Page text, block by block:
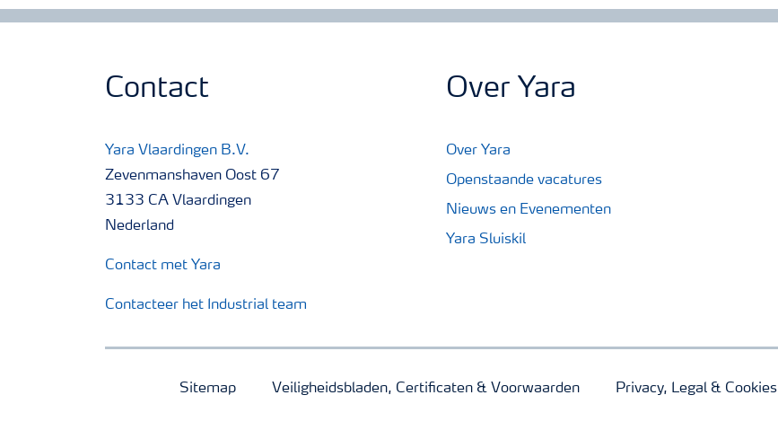
Contact
Yara Vlaardingen B.V.
Zevenmanshaven Oost 67
3133 CA Vlaardingen
Nederland
Contact met Yara
Contacteer het Industrial team
Over Yara
Over Yara
Openstaande vacatures
Nieuws en Evenementen
Yara Sluiskil
Sitemap Veiligheidsbladen, Certificaten & Voorwaarden Privacy, Legal & Cookies